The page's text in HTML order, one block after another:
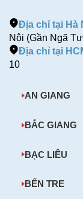
Địa chỉ tại Hà
Nội (Gần Ngã
Địa chỉ tại
10
AN GIANG
BẮC GIANG
BẠC LIÊU
BẾN TRE